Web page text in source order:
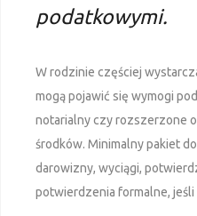
podatkowymi.
W rodzinie częściej
mogą pojawić się wymogi
notarialny czy rozszerzone
środków. Minimalny pakiet
darowizny, wyciągi,
potwierdzenia formalne, jeśli